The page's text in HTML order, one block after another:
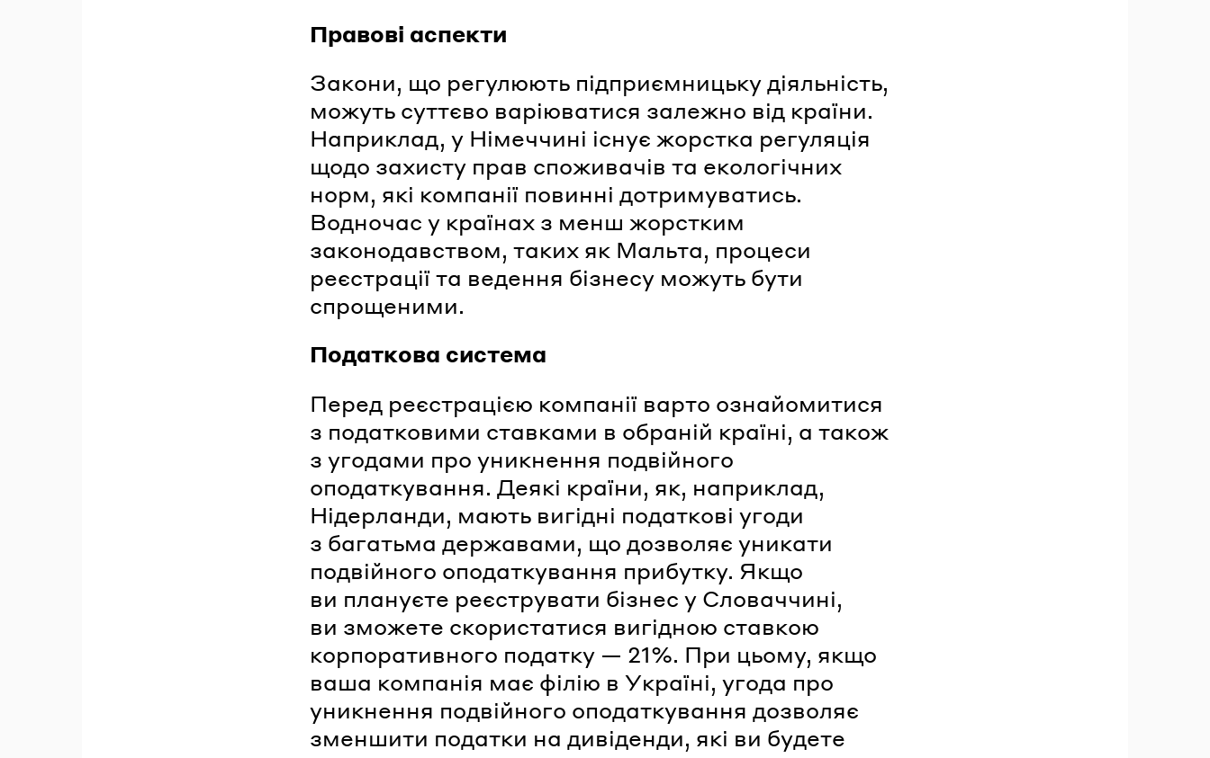
Правові аспекти
Закони, що регулюють підприємницьку діяльність,
можуть суттєво варіюватися залежно від країни.
Наприклад, у Німеччині існує жорстка регуляція
щодо захисту прав споживачів та екологічних
норм, які компанії повинні дотримуватись.
Водночас у країнах з менш жорстким
законодавством, таких як Мальта, процеси
реєстрації та ведення бізнесу можуть бути
спрощеними.
Податкова система
Перед реєстрацією компанії варто ознайомитися
з податковими ставками в обраній країні, а також
з угодами про уникнення подвійного
оподаткування. Деякі країни, як, наприклад,
Нідерланди, мають вигідні податкові угоди
з багатьма державами, що дозволяє уникати
подвійного оподаткування прибутку. Якщо
ви плануєте реєструвати бізнес у Словаччині,
ви зможете скористатися вигідною ставкою
корпоративного податку — 21%. При цьому, якщо
ваша компанія має філію в Україні, угода про
уникнення подвійного оподаткування дозволяє
зменшити податки на дивіденди, які ви будете